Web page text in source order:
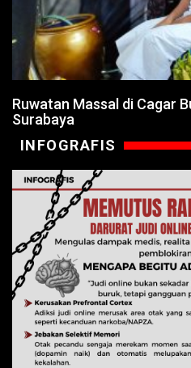
Ruwatan Massal di Cagar
Surabaya
INFOGRAFIS